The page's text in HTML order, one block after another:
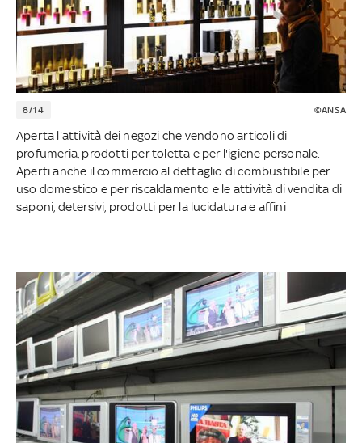
8/14 ©ANSA
Aperta l'attività dei negozi che vendono articoli di
profumeria, prodotti per toletta e per l'igiene personale.
Aperti anche il commercio al dettaglio di combustibile per
uso domestico e per riscaldamento e le attività di vendita di
saponi, detersivi, prodotti per la lucidatura e affini